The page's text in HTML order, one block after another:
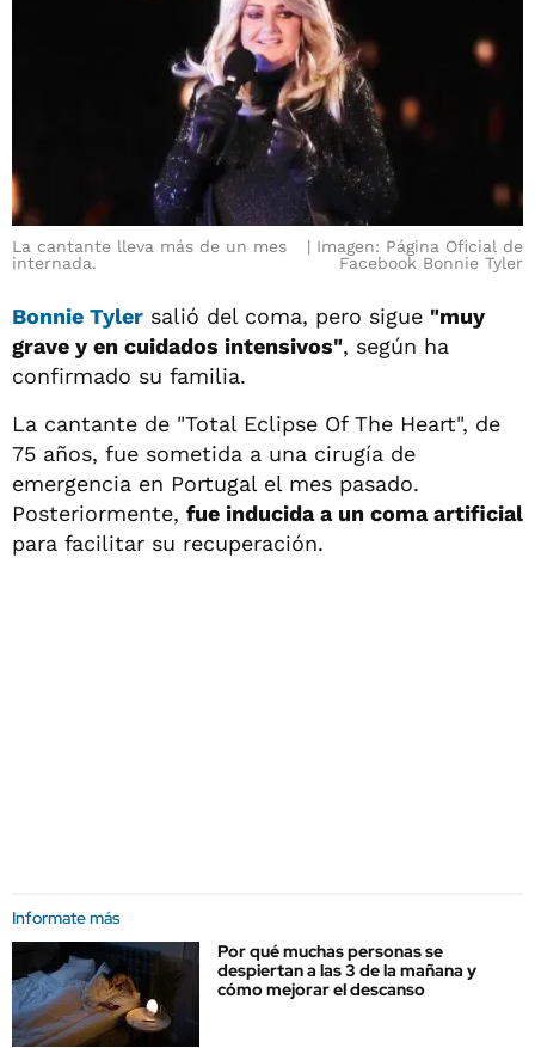
La cantante lleva más de un mes
internada.
Imagen: Página Oficial de
Facebook Bonnie Tyler
Bonnie Tyler salió del coma, pero sigue "muy
grave y en cuidados intensivos", según ha
confirmado su familia.
La cantante de "Total Eclipse Of The Heart", de
75 años, fue sometida a una cirugía de
emergencia en Portugal el mes pasado.
Posteriormente, fue inducida a un coma artificial
para facilitar su recuperación.
Informate más
Por qué muchas personas se
despiertan a las 3 de la mañana y
cómo mejorar el descanso